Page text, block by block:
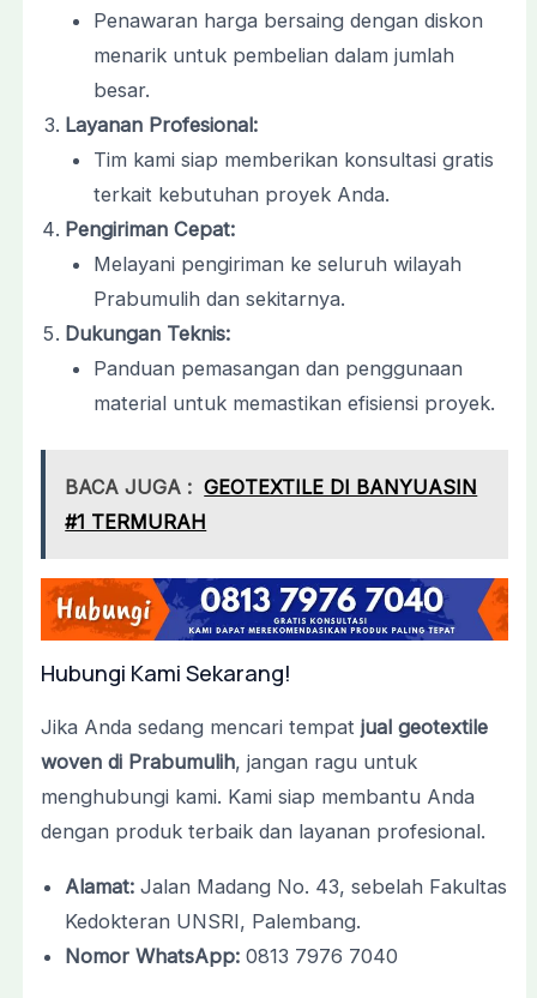
Penawaran harga bersaing dengan diskon
menarik untuk pembelian dalam jumlah
besar.
Layanan Profesional:
Tim kami siap memberikan konsultasi gratis
terkait kebutuhan proyek Anda.
Pengiriman Cepat:
Melayani pengiriman ke seluruh wilayah
Prabumulih dan sekitarnya.
Dukungan Teknis:
Panduan pemasangan dan penggunaan
material untuk memastikan efisiensi proyek.
BACA JUGA : GEOTEXTILE DI BANYUASIN
#1 TERMURAH
Hubungi Kami Sekarang!
Jika Anda sedang mencari tempat jual geotextile
woven di Prabumulih, jangan ragu untuk
menghubungi kami. Kami siap membantu Anda
dengan produk terbaik dan layanan profesional.
Alamat:Jalan Madang No. 43, sebelah Fakultas
Kedokteran UNSRI, Palembang.
Nomor WhatsApp:0813 7976 7040